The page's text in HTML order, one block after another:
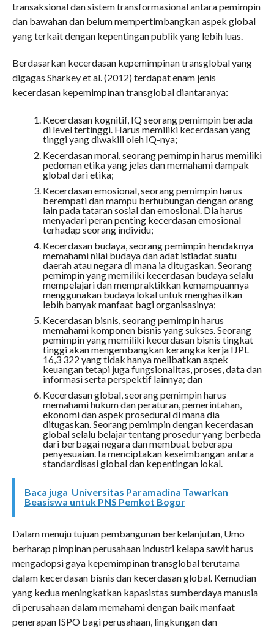
transaksional dan sistem transformasional antara pemimpin
dan bawahan dan belum mempertimbangkan aspek global
yang terkait dengan kepentingan publik yang lebih luas.
Berdasarkan kecerdasan kepemimpinan transglobal yang
digagas Sharkey et al. (2012) terdapat enam jenis
kecerdasan kepemimpinan transglobal diantaranya:
Kecerdasan kognitif, IQ seorang pemimpin berada
di level tertinggi. Harus memiliki kecerdasan yang
tinggi yang diwakili oleh IQ-nya;
Kecerdasan moral, seorang pemimpin harus memiliki
pedoman etika yang jelas dan memahami dampak
global dari etika;
Kecerdasan emosional, seorang pemimpin harus
berempati dan mampu berhubungan dengan orang
lain pada tataran sosial dan emosional. Dia harus
menyadari peran penting kecerdasan emosional
terhadap seorang individu;
Kecerdasan budaya, seorang pemimpin hendaknya
memahami nilai budaya dan adat istiadat suatu
daerah atau negara di mana ia ditugaskan. Seorang
pemimpin yang memiliki kecerdasan budaya selalu
mempelajari dan mempraktikkan kemampuannya
menggunakan budaya lokal untuk menghasilkan
lebih banyak manfaat bagi organisasinya;
Kecerdasan bisnis, seorang pemimpin harus
memahami komponen bisnis yang sukses. Seorang
pemimpin yang memiliki kecerdasan bisnis tingkat
tinggi akan mengembangkan kerangka kerja IJPL
16,3 322 yang tidak hanya melibatkan aspek
keuangan tetapi juga fungsionalitas, proses, data dan
informasi serta perspektif lainnya; dan
Kecerdasan global, seorang pemimpin harus
memahami hukum dan peraturan, pemerintahan,
ekonomi dan aspek prosedural di mana dia
ditugaskan. Seorang pemimpin dengan kecerdasan
global selalu belajar tentang prosedur yang berbeda
dari berbagai negara dan membuat beberapa
penyesuaian. Ia menciptakan keseimbangan antara
standardisasi global dan kepentingan lokal.
Baca juga Universitas Paramadina Tawarkan
Beasiswa untuk PNS Pemkot Bogor
Dalam menuju tujuan pembangunan berkelanjutan, Umo
berharap pimpinan perusahaan industri kelapa sawit harus
mengadopsi gaya kepemimpinan transglobal terutama
dalam kecerdasan bisnis dan kecerdasan global. Kemudian
yang kedua meningkatkan kapasistas sumberdaya manusia
di perusahaan dalam memahami dengan baik manfaat
penerapan ISPO bagi perusahaan, lingkungan dan